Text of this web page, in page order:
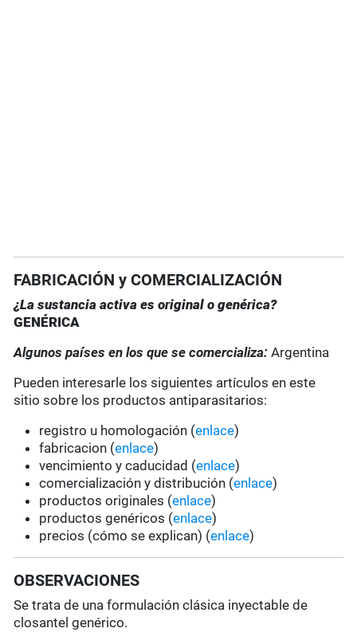
FABRICACIÓN y COMERCIALIZACIÓN
¿La sustancia activa es original o genérica?
GENÉRICA
Algunos países en los que se comercializa:Argentina
Pueden interesarle los siguientes artículos en este
sitio sobre los productos antiparasitarios:
registro u homologación (enlace)
fabricacion (enlace)
vencimiento y caducidad (enlace)
comercialización y distribución (enlace)
productos originales (enlace)
productos genéricos (enlace)
precios (cómo se explican) (enlace)
OBSERVACIONES
Se trata de una formulación clásica inyectable de
closantel genérico.